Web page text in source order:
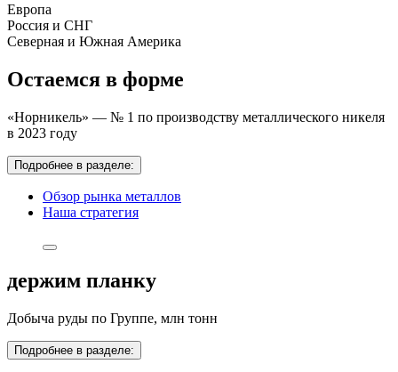
Европа
Россия и СНГ
Северная и Южная Америка
Остаемся в форме
«Норникель» — № 1 по производству металлического никеля
в 2023 году
Подробнее в разделе:
Обзор рынка металлов
Наша стратегия
держим планку
Добыча руды по Группе, млн тонн
Подробнее в разделе: